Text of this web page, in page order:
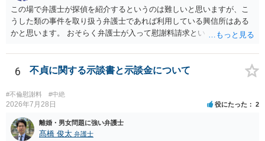
ださい。 また、相手夫婦の婚姻関係が既に破綻していたことや、
相手女性が結婚しているとは知らなかったと主張することもあります
が、 ケースバイケースですので、ご自身の場合にそれらの主張が
できるかはよくお考え下さい。 ３ 質問③ 違約金を５０万円とす
る旨の交渉をすることが妥当かどうかという基準はありません。
公序良俗に反するような金額では、その条項自体が無効になり得ます
が、 ２００万円でも、５０万円でも、公序良俗に反するほど高額
も、ご自身が納得できるかどうかという基準でお考えいただくといい
否かにかかってはきますが。 ４ 質問④ ご記載の内容からは判断
できないのですが、 清算条項を記載しないで合意することはリス
この場で弁護士が探偵を紹介するというのは難しいと思いますが、こ
うした類の事件を取り扱う弁護士であれば利用している興信所はある
かと思います。 おそらく弁護士が入って慰謝料請求という流れになる
めします。
6 不貞に関する示談書と示談金について
#不倫慰謝料 #中絶
2026年7月28日 役にたった 2
離婚・男女問題に強い弁護士
髙橋 俊太 弁護士